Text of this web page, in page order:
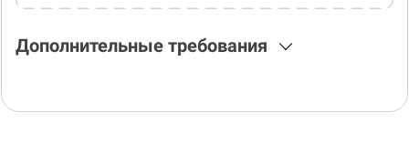
Дополнительные требования